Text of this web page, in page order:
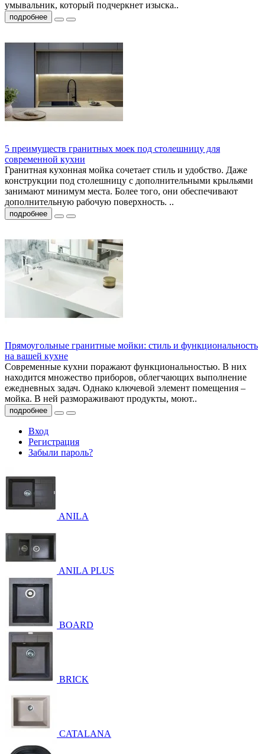
умывальник, который подчеркнет изыска..
подробнее
5 преимуществ гранитных моек под столешницу для
современной кухни
Гранитная кухонная мойка сочетает стиль и удобство. Даже
конструкции под столешницу с дополнительными крыльями
занимают минимум места. Более того, они обеспечивают
дополнительную рабочую поверхность. ..
подробнее
Прямоугольные гранитные мойки: стиль и функциональность
на вашей кухне
Современные кухни поражают функциональностью. В них
находится множество приборов, облегчающих выполнение
ежедневных задач. Однако ключевой элемент помещения –
мойка. В ней размораживают продукты, моют..
подробнее
Вход
Регистрация
Забыли пароль?
ANILA
ANILA PLUS
BOARD
BRICK
CATALANA